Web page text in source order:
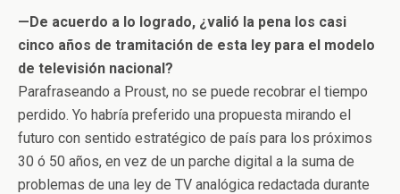
—De acuerdo a lo logrado, ¿valió la pena los casi
cinco años de tramitación de esta ley para el modelo
de televisión nacional?
Parafraseando a Proust, no se puede recobrar el tiempo
perdido. Yo habría preferido una propuesta mirando el
futuro con sentido estratégico de país para los próximos
30 ó 50 años, en vez de un parche digital a la suma de
problemas de una ley de TV analógica redactada durante